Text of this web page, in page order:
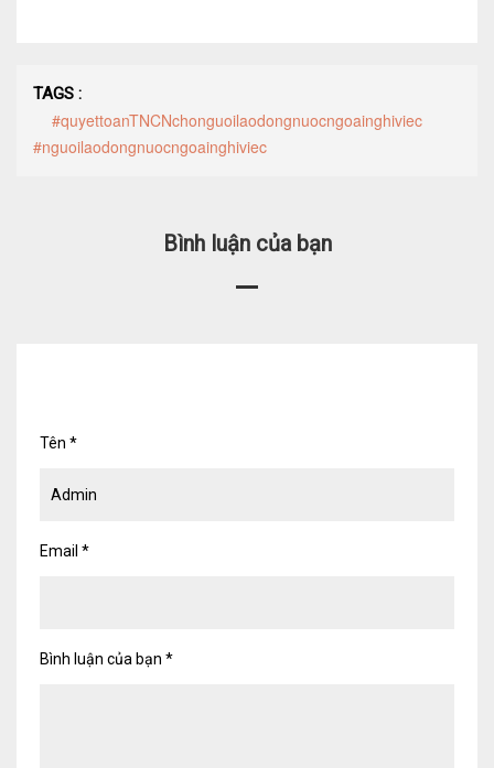
Dịch vụ khác
Hóa đơn điện tử
Khóa học thuế
TIN TỨC VĂN BẢN PHÁP LUẬT
TAGS :
#quyettoanTNCNchonguoilaodongnuocngoainghiviec
#nguoilaodongnuocngoainghiviec
Bình luận của bạn
Tên *
Email *
Bình luận của bạn *